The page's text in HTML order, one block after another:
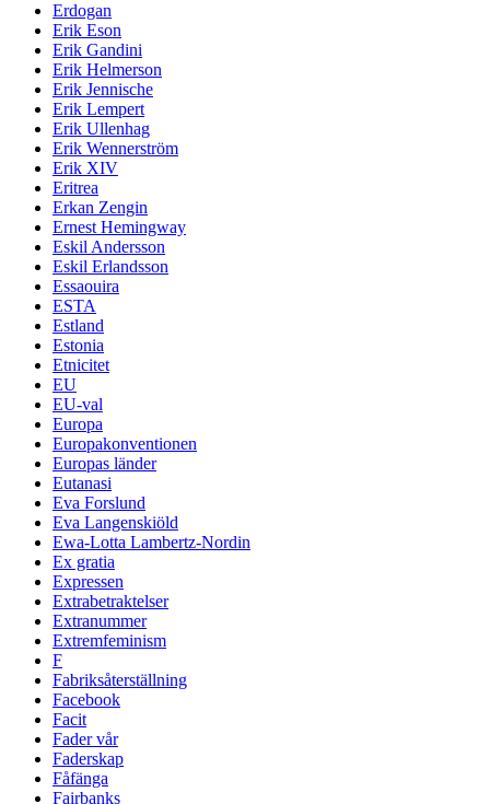
Erdogan
Erik Eson
Erik Gandini
Erik Helmerson
Erik Jennische
Erik Lempert
Erik Ullenhag
Erik Wennerström
Erik XIV
Eritrea
Erkan Zengin
Ernest Hemingway
Eskil Andersson
Eskil Erlandsson
Essaouira
ESTA
Estland
Estonia
Etnicitet
EU
EU-val
Europa
Europakonventionen
Europas länder
Eutanasi
Eva Forslund
Eva Langenskiöld
Ewa-Lotta Lambertz-Nordin
Ex gratia
Expressen
Extrabetraktelser
Extranummer
Extremfeminism
F
Fabriksåterställning
Facebook
Facit
Fader vår
Faderskap
Fåfänga
Fairbanks